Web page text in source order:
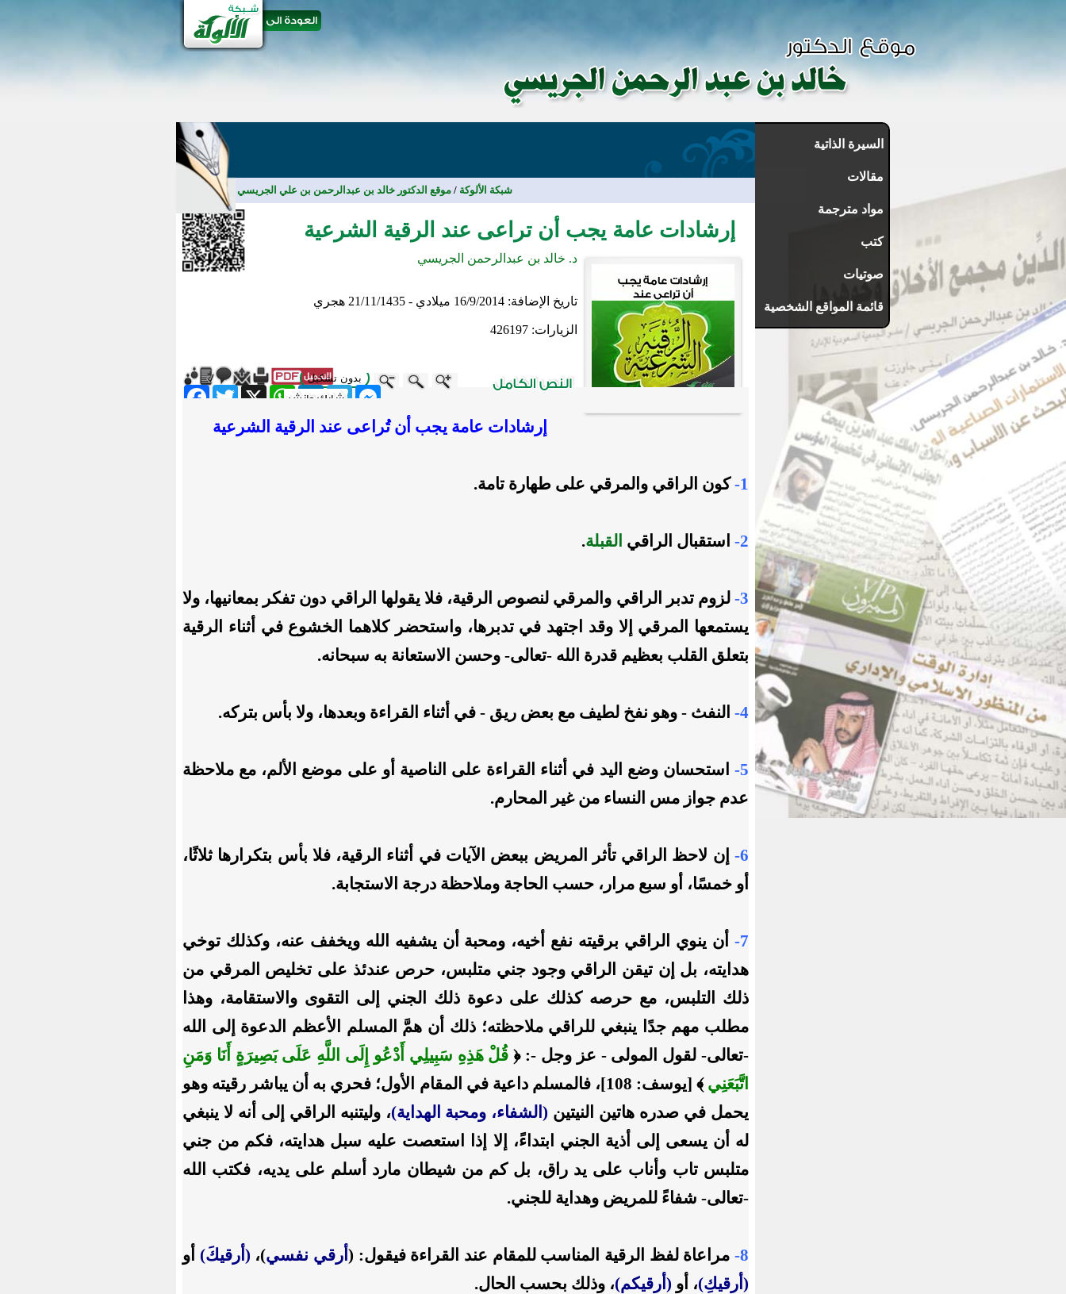
السيرة الذاتية
مقالات
مواد مترجمة
كتب
صوتيات
قائمة المواقع الشخصية
شبكة الألوكة / موقع الدكتور خالد بن عبدالرحمن بن علي الجريسي مقالات
إرشادات عامة يجب أن تراعى عند الرقية الشرعية
د. خالد بن عبدالرحمن الجريسي
تاريخ الإضافة: 16/9/2014 ميلادي - 21/11/1435 هجري
الزيارات: 426197
بدون تشكيل
FacebookTwitter X
WhatsAppLinkedIn
Telegram
Messenger
إرشادات عامة يجب أنتُراعى عند الرقية الشرعية
1- كون الراقي والمرقي على طهارة تامة.
2- استقبال الراقي القبلة.
3- لزوم تدبر الراقي والمرقي لنصوص الرقية، فلا يقولها الراقي دون تفكر بمعانيها، ولا
يستمعها المرقي إلا وقد اجتهد في تدبرها، واستحضر كلاهما الخشوع في أثناء الرقية
بتعلق القلب بعظيم قدرة الله -تعالى- وحسن الاستعانة به سبحانه.
4- النفث - وهو نفخ لطيف مع بعض ريق - في أثناء القراءة وبعدها، ولا بأس بتركه.
5-
استحسان وضع اليد في أثناء القراءة على الناصية أو على موضع الألم، مع ملاحظة
عدم جواز مس النساء من غير المحارم.
6-
إن لاحظ الراقي تأثر المريض ببعض الآيات في أثناء الرقية، فلا بأس بتكرارها ثلاثًا،
أو خمسًا، أو سبع مرار، حسب الحاجة وملاحظة درجة الاستجابة.
7-
أن ينوي الراقي برقيته نفع أخيه، ومحبة أن يشفيه الله ويخفف عنه، وكذلك توخي
هدايته، بل إن تيقن الراقي وجود جني متلبس، حرص عندئذ على تخليص المرقي من
ذلك التلبس، مع حرصه كذلك على دعوة ذلك الجني إلى التقوى والاستقامة، وهذا
مطلب مهم جدًا ينبغي للراقي ملاحظته؛ ذلك أن همَّ المسلم الأعظم الدعوة إلى الله
-تعالى- لقول المولى - عز وجل -: ﴿ قُلْ هَذِهِ سَبِيلِي أَدْعُو إِلَى اللَّهِ عَلَى بَصِيرَةٍ أَنَا وَمَنِ
اتَّبَعَنِي
﴾ [يوسف: 108]، فالمسلم داعية في المقام الأول؛ فحري به أن يباشر رقيته وهو
يحمل في صدره هاتين النيتين (الشفاء، ومحبة الهداية)، وليتنبه الراقي إلى أنه لا ينبغي
له أن يسعى إلى أذية الجني ابتداءً، إلا إذا استعصت عليه سبل هدايته، فكم من جني
متلبس تاب وأناب على يد راق، بل كم من شيطان مارد أسلم على يديه، فكتب الله
-تعالى- شفاءً للمريض وهداية للجني.
8- مراعاة لفظ الرقية المناسب للمقام عند القراءة فيقول: (أرقي نفسي)، (أرقيكَ) أو
(أرقيكِ)، أو (أرقيكم)، وذلك بحسب الحال.